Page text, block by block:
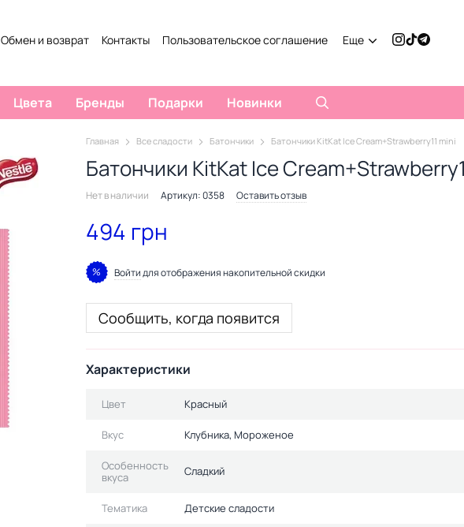
Обмен и возврат Контакты Пользовательское соглашение Еще
Цвета Бренды Подарки Новинки
Главная Все сладости Батончики Батончики KitKat Ice Cream+Strawberry11 mini
Батончики KitKat Ice
Нет в наличии Артикул: 0358 Оставить отзыв
494 грн
% Войтидля отображения накопительной скидки
Сообщить, когда появится
Характеристики
Цвет Красный
Вкус Клубника, Мороженое
Особенность
вкуса
Сладкий
Тематика Детские сладости